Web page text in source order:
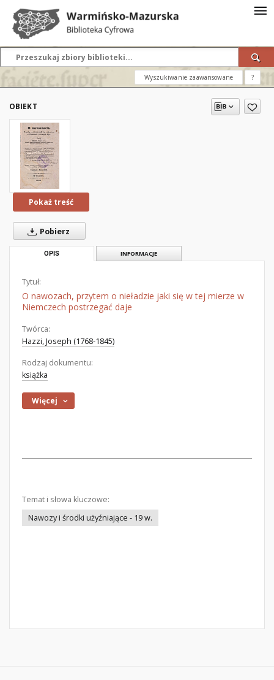
Wyszukiwanie zaawansowane ?
OBIEKT
Pokaż treść
Pobierz
OPIS INFORMACJE
Tytuł:
O nawozach, przytem o nieładzie jaki się w tej mierze w
Niemczech postrzegać daje
Twórca:
Hazzi, Joseph (1768-1845)
Rodzaj dokumentu:
książka
Więcej
Temat i słowa kluczowe:
Nawozy i środki użyźniające - 19 w.